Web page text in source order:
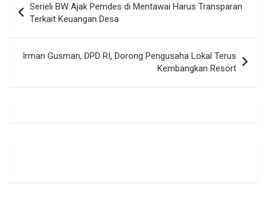
pos
Serieli BW Ajak Pemdes di Mentawai Harus Transparan
Terkait Keuangan Desa
Irman Gusman, DPD RI, Dorong Pengusaha Lokal Terus
Kembangkan Resort